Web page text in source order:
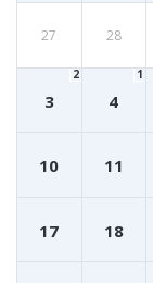
27 28
3
2
4
1
10 11
17 18